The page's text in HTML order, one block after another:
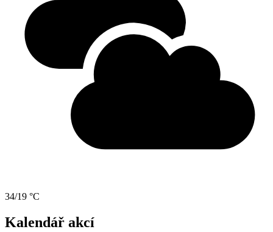
34/19 °C
Kalendář akcí